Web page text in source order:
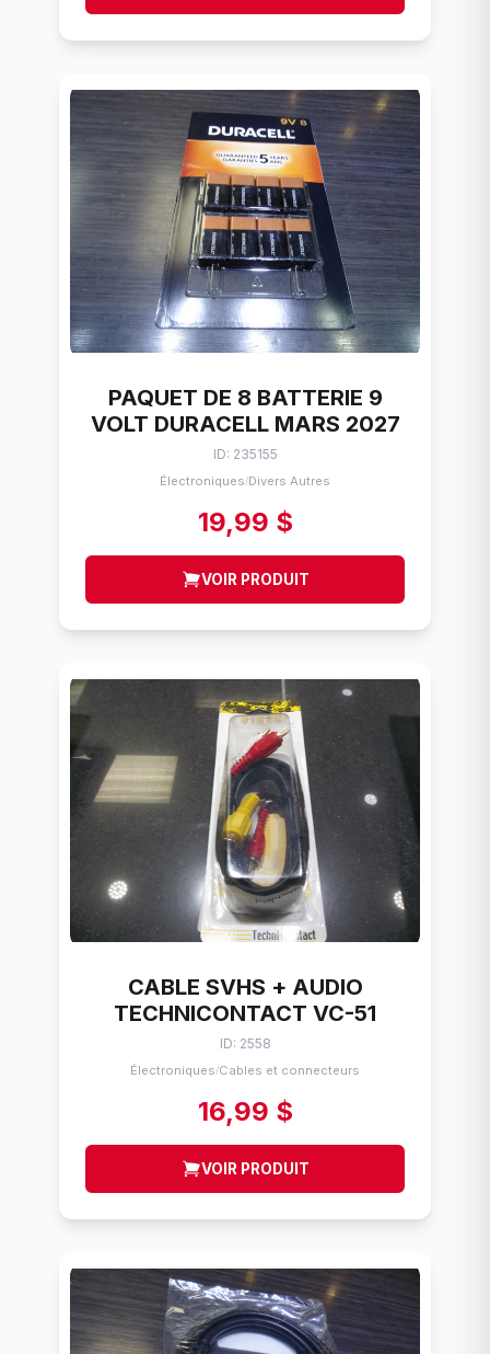
PAQUET DE 8 BATTERIE 9
VOLT DURACELL MARS 2027
ID: 235155
Électroniques/Divers Autres
19,99 $
VOIR PRODUIT
CABLE SVHS + AUDIO
TECHNICONTACT VC-51
ID: 2558
Électroniques/Cables et connecteurs
16,99 $
VOIR PRODUIT